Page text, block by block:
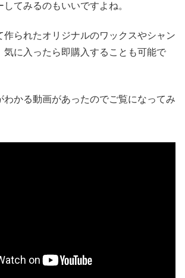
してみるのもいいですよね。
作られたオリジナルのワックスやシャン
気に入ったら即購入することも可能で
わかる動画があったのでご覧になってみ